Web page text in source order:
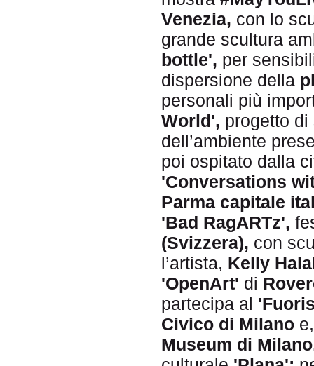
Venezia, con lo
grande scultura
bottle', per
dispersione della
personali più
World', progetto
dell’ambiente
poi ospitato dalla
'Conversations
Parma capitale
'Bad RagARTz',
(Svizzera), con
l’artista, Kelly
'OpenArt' di
partecipa al
Civico di Milano
Museum di